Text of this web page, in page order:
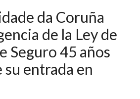
da Coruña
de la Ley de
Seguro 45 años
su entrada en